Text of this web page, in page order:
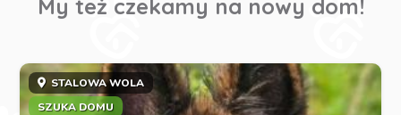
My też czekamy na nowy dom!
STALOWA WOLA
SZUKA DOMU